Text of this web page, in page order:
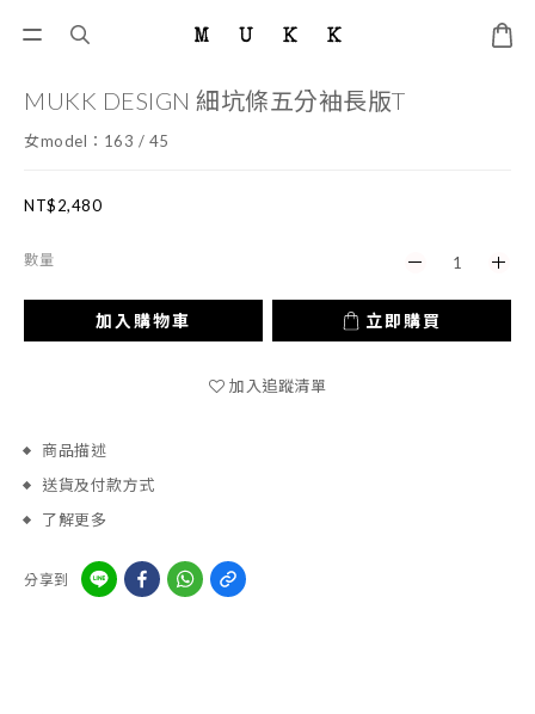
MUKK DESIGN 細坑條五分袖長版T
女model：163 / 45
NT$2,480
數量
加入購物車 立即購買
加入追蹤清單
商品描述
送貨及付款方式
了解更多
分享到